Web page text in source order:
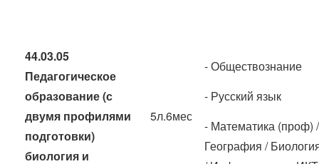
44.03.05
Педагогическое
образование (с
двумя профилями
подготовки)
биология и
5л.6мес
- Обществознание
- Русский язык
- Математика (проф) /
География /